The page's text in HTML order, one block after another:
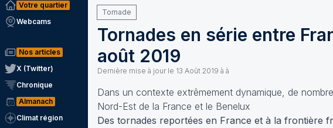
Votre quartier
Webcams
Nos articles
X (Twitter)
Chronique
Almanach
Climat région
Tornade
Tornades en série entre
août 2019
Dernière mise à jour le 13 Août 2019 à à
Dans un contexte extrêmement dynamique, de
Nord-Est de la France et le Benelux
Des tornades reportées en France et à la frontière